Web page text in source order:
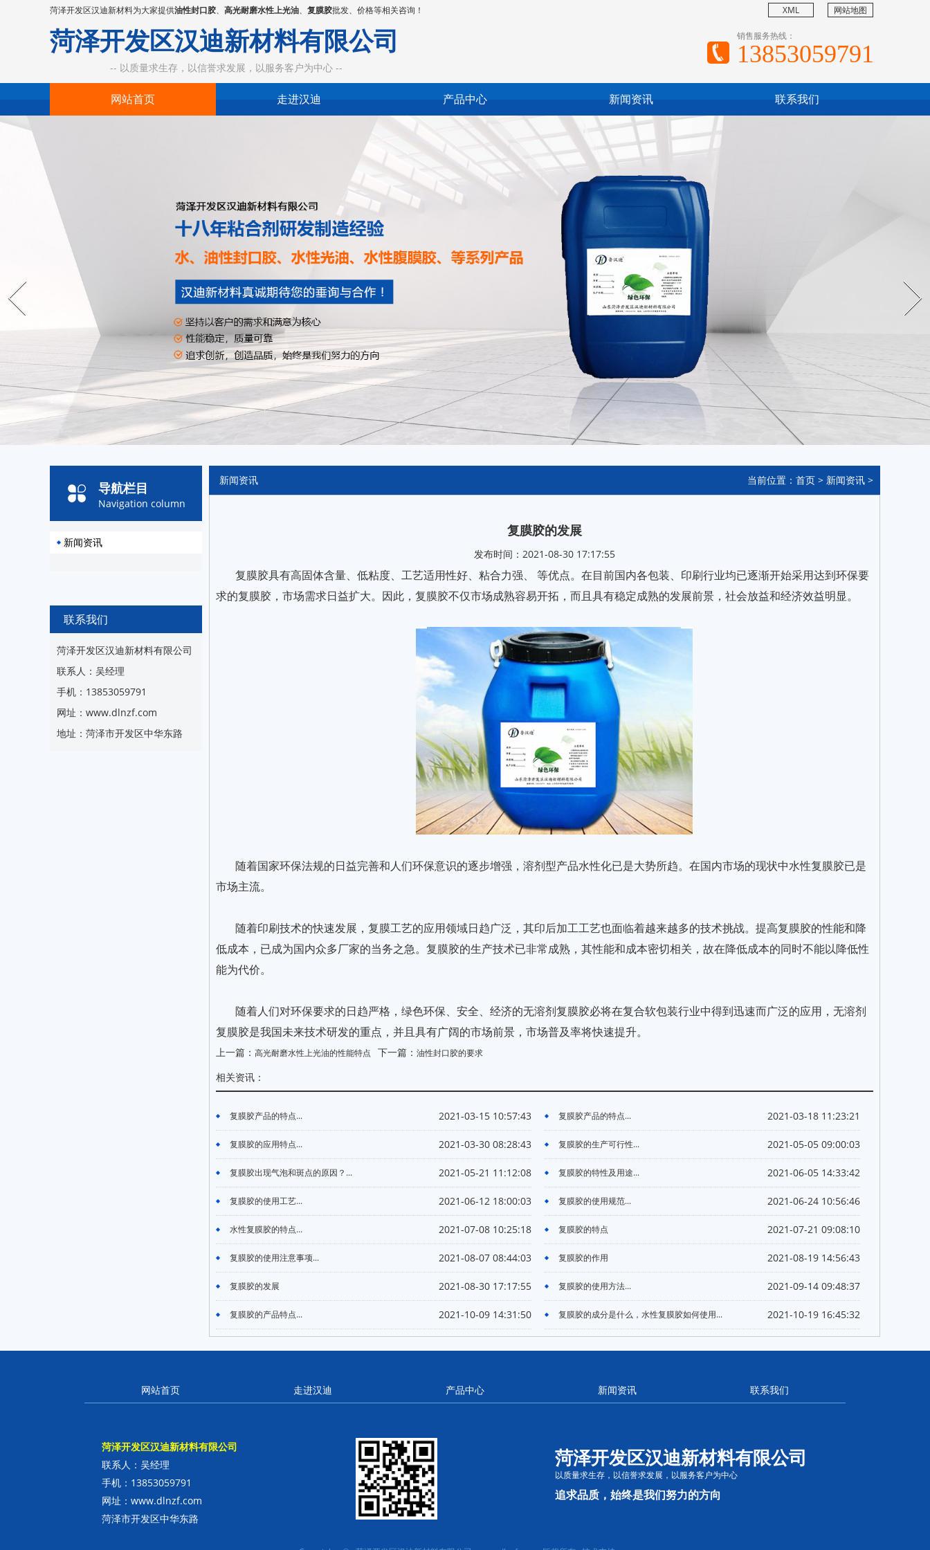
菏泽开发区汉迪新材料为大家提供油性封口胶、 高光耐磨水性上光油、 复膜胶批发、价格等相关咨询！ 网站地图
XML
菏泽开发区汉迪新材料有限公司
-- 以质量求生存，以信誉求发展，以服务客户为中心 --
销售服务热线：
13853059791
网站首页 走进汉迪 产品中心 新闻资讯 联系我们
导航栏目
Navigation column
新闻资讯
联系我们
菏泽开发区汉迪新材料有限公司
联系人：吴经理
手机：13853059791
网址：www.dlnzf.com
地址：菏泽市开发区中华东路
当前位置： 首页 > 新闻资讯 >
新闻资讯
复膜胶的发展
发布时间：2021-08-30 17:17:55
复膜胶具有高固体含量、低粘度、工艺适用性好、粘合力强、 等优点。在目前国内各包装、印刷行业均已逐渐开始采用达到环保要
求的复膜胶，市场需求日益扩大。因此，复膜胶不仅市场成熟容易开拓，而且具有稳定成熟的发展前景，社会放益和经济效益明显。
随着国家环保法规的日益完善和人们环保意识的逐步增强，溶剂型产品水性化已是大势所趋。在国内市场的现状中水性复膜胶已是
市场主流。
随着印刷技术的快速发展，复膜工艺的应用领域日趋广泛，其印后加工工艺也面临着越来越多的技术挑战。提高复膜胶的性能和降
低成本，已成为国内众多厂家的当务之急。复膜胶的生产技术已非常成熟，其性能和成本密切相关，故在降低成本的同时不能以降低性
能为代价。
随着人们对环保要求的日趋严格，绿色环保、安全、经济的无溶剂复膜胶必将在复合软包装行业中得到迅速而广泛的应用，无溶剂
复膜胶是我国未来技术研发的重点，并且具有广阔的市场前景，市场普及率将快速提升。
上一篇： 高光耐磨水性上光油的性能特点 下一篇： 油性封口胶的要求
相关资讯：
2021-03-15 10:57:43
复膜胶产品的特点... 2021-03-18 11:23:21
复膜胶产品的特点...
2021-03-30 08:28:43
复膜胶的应用特点... 2021-05-05 09:00:03
复膜胶的生产可行性...
2021-05-21 11:12:08
复膜胶出现气泡和斑点的原因？... 2021-06-05 14:33:42
复膜胶的特性及用途...
2021-06-12 18:00:03
复膜胶的使用工艺... 2021-06-24 10:56:46
复膜胶的使用规范...
2021-07-08 10:25:18
水性复膜胶的特点... 2021-07-21 09:08:10
复膜胶的特点
2021-08-07 08:44:03
复膜胶的使用注意事项... 2021-08-19 14:56:43
复膜胶的作用
2021-08-30 17:17:55
复膜胶的发展 2021-09-14 09:48:37
复膜胶的使用方法...
2021-10-09 14:31:50
复膜胶的产品特点... 2021-10-19 16:45:32
复膜胶的成分是什么，水性复膜胶如何使用...
网站首页 走进汉迪 产品中心 新闻资讯 联系我们
菏泽开发区汉迪新材料有限公司
联系人：吴经理
手机：13853059791
网址：www.dlnzf.com
菏泽市开发区中华东路
菏泽开发区汉迪新材料有限公司
以质量求生存，以信誉求发展，以服务客户为中心
追求品质，始终是我们努力的方向